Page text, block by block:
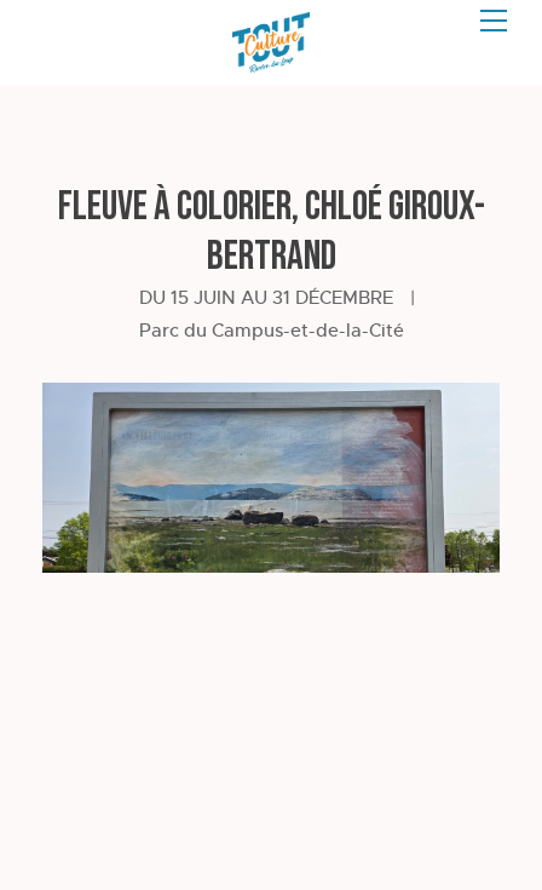
Fleuve à colorier, Chloé Giroux-
Bertrand
DU 15 JUIN AU 31 DÉCEMBRE
|
Parc du Campus-et-de-la-Cité